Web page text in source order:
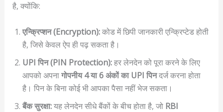
है, क्योंकि:
एन्क्रिप्शन (Encryption):कोड में छिपी जानकारी एन्क्रिप्टेड होती
है, जिसे केवल ऐप ही पढ़ सकता है।
UPI पिन (PIN Protection):हर लेनदेन को पूरा करने के लिए
आपको अपनागोपनीय 4 या 6 अंकों का UPI पिनदर्ज करना होता
है। पिन के बिना कोई भी आपका पैसा नहीं भेज सकता।
बैंक सुरक्षा:यह लेनदेन सीधे बैंकों के बीच होता है, जो RBI